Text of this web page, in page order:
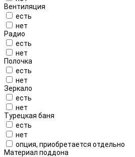
Вентиляция
есть
нет
Радио
есть
нет
Полочка
есть
нет
Зеркало
есть
нет
Турецкая баня
есть
нет
опция, приобретается отдельно
Материал поддона